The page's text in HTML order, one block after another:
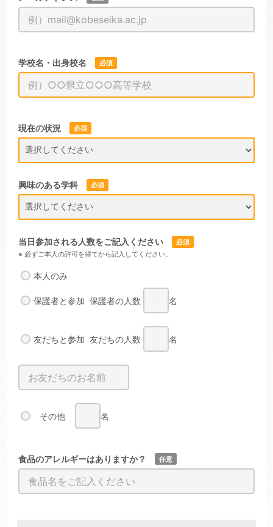
学校名・出身校名 必須
現在の状況 必須
興味のある学科 必須
当日参加される人数をご記入ください 必須
※ 必ずご本人の許可を得てから記入してください。
本人のみ
保護者と参加 保護者の人数 名
友だちと参加 友だちの人数 名
その他 名
食品のアレルギーはありますか？ 任意